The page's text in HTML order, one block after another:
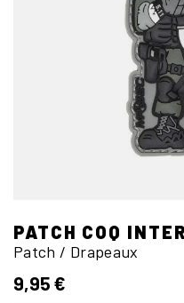
PATCH COQ INTER
Patch / Drapeaux
9,95 €